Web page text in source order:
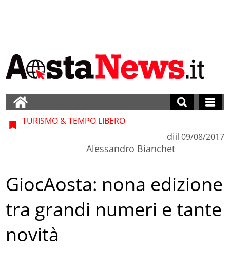
TURISMO & TEMPO LIBERO
di
Alessandro Bianchet
il 09/08/2017
GiocAosta: nona edizione
tra grandi numeri e tante
novità